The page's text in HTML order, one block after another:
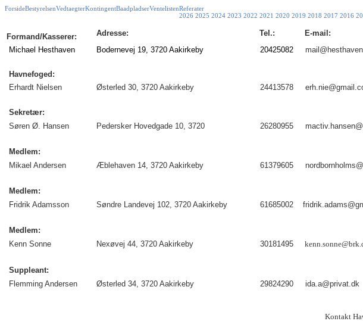
ForsideBestyrelsenVedtaegterKontingentBaadpladserVentelistenReferater
2026 2025 2024 2023 2022 2021 2020 2019 2018 2017 2016
Formand/Kasserer: Adresse: Tel.:
E-mail:
Michael Hesthaven
Bodernevej 19, 3720 Aakirkeby 20425082
Havnefoged:
Erhardt Nielsen
Østerled 30, 3720 Aakirkeby 24413578
Sekretær:
Søren Ø. Hansen
Pedersker Hovedgade 10, 3720 26280955
Medlem:
Mikael Andersen
Æblehaven 14, 3720 Aakirkeby 61379605
Medlem:
Fridrik Adamsson
Søndre Landevej 102, 3720 Aakirkeby 61685002
Medlem:
Kenn Sonne
Nexøvej 44, 3720 Aakirkeby 30181495
Suppleant:
Flemming Andersen
Østerled 34, 3720 Aakirkeby 29824290 ida.a@privat.dk
Kontakt